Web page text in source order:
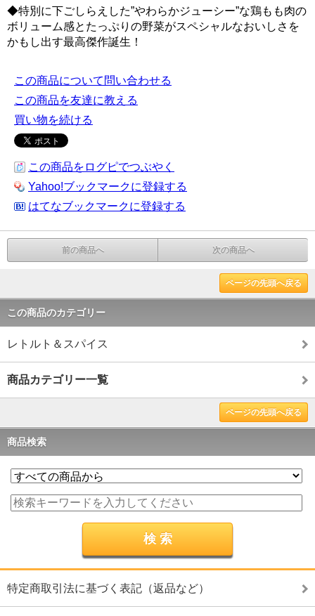
◆特別に下ごしらえした”やわらかジューシー”な鶏もも肉の
ボリューム感とたっぷりの野菜がスペシャルなおいしさを
かもし出す最高傑作誕生！
この商品について問い合わせる
この商品を友達に教える
買い物を続ける
この商品をログピでつぶやく
Yahoo!ブックマークに登録する
はてなブックマークに登録する
前の商品へ 次の商品へ
ページの先頭へ戻る
この商品のカテゴリー
レトルト＆スパイス
商品カテゴリー一覧
ページの先頭へ戻る
商品検索
特定商取引法に基づく表記（返品など）